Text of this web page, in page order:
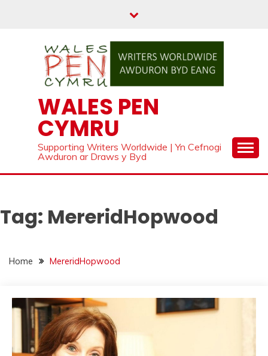
WALES PEN
CYMRU
Supporting Writers Worldwide | Yn Cefnogi
Awduron ar Draws y Byd
Tag: MereridHopwood
Home MereridHopwood